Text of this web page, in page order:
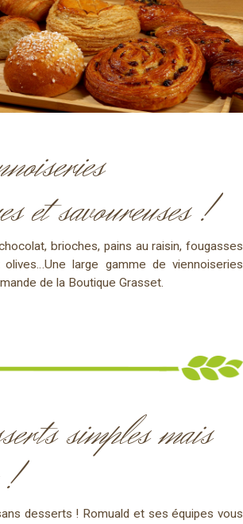
et savoureuses !
brioches, pains au raisin, fougasses
large gamme de viennoiseries
de la Boutique Grasset.
simplesmais
!
desserts ! Romuald et ses équipes vous